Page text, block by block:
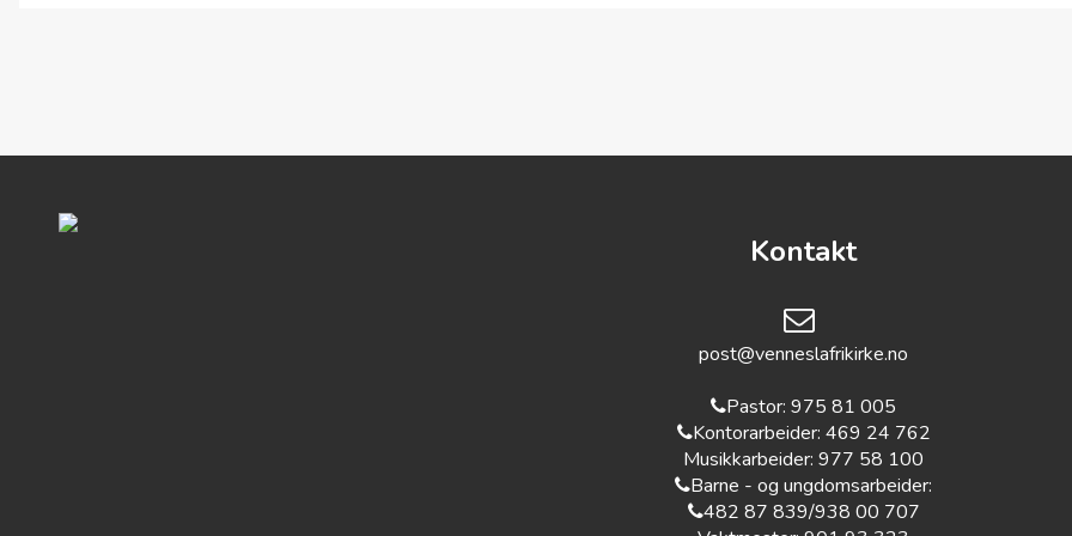
Kontakt
post@venneslafrikirke.no
Pastor:975 81 005‬
Kontorarbeider: 469 24 762
Musikkarbeider: 977 58 100
Barne - og ungdomsarbeider:
482 87 839‬/938 00 707